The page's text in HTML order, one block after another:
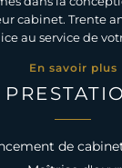
cabinet. Trente
au service de
En savoir plus
de